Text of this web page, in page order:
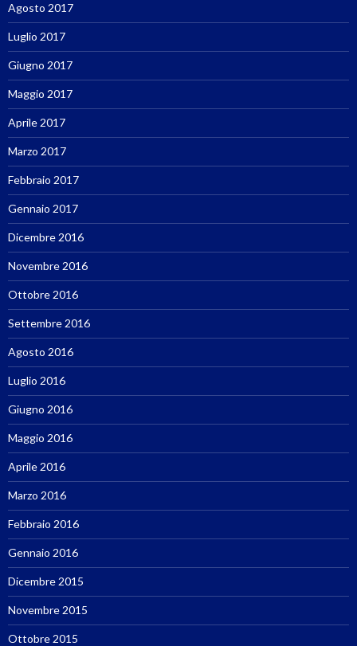
Agosto 2017
Luglio 2017
Giugno 2017
Maggio 2017
Aprile 2017
Marzo 2017
Febbraio 2017
Gennaio 2017
Dicembre 2016
Novembre 2016
Ottobre 2016
Settembre 2016
Agosto 2016
Luglio 2016
Giugno 2016
Maggio 2016
Aprile 2016
Marzo 2016
Febbraio 2016
Gennaio 2016
Dicembre 2015
Novembre 2015
Ottobre 2015